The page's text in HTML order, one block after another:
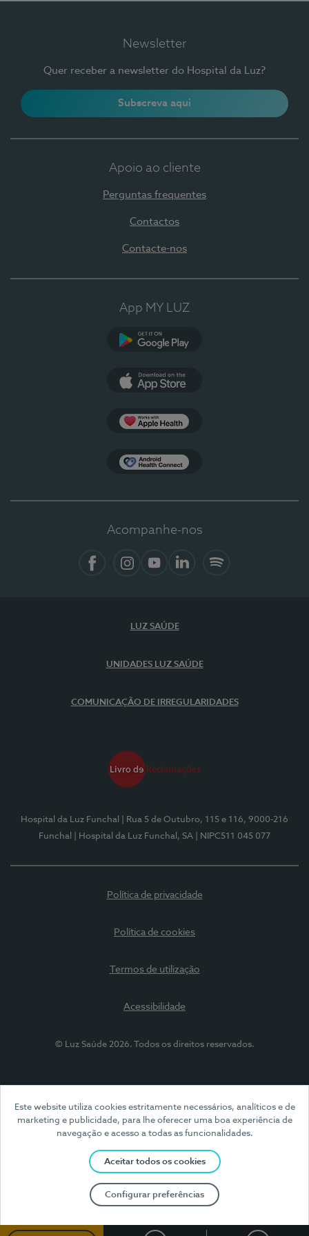
Este website utiliza cookies estritamente necessários, analíticos e de
marketing e publicidade, para lhe oferecer uma boa experiência de
navegação e acesso a todas as funcionalidades.
Aceitar todos os cookies
Configurar preferências
Newsletter
Quer receber a newsletter do Hospital da Luz?
Subscreva aqui
Apoio ao cliente
Perguntas frequentes
Contactos
Contacte-nos
App MY LUZ
Acompanhe-nos
LUZ SAÚDE
UNIDADES LUZ SAÚDE
COMUNICAÇÃO DE IRREGULARIDADES
Hospital da Luz Funchal
| Rua 5 de Outubro, 115 e 116, 9000-216
Funchal
| Hospital da Luz Funchal, SA | NIPC511 045 077
Política de privacidade
Política de cookies
Termos de utilização
Acessibilidade
© Luz Saúde 2026. Todos os direitos reservados.